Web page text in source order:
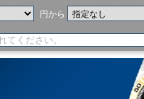
円から